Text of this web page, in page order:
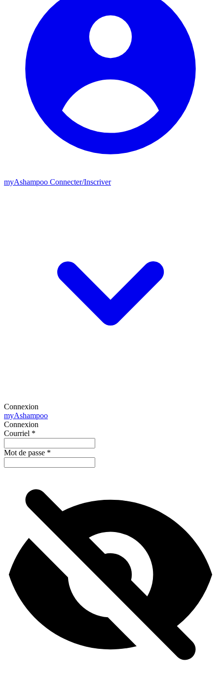
myAshampoo Connecter/Inscriver
Connexion
myAshampoo
Connexion
Courriel *
Mot de passe *